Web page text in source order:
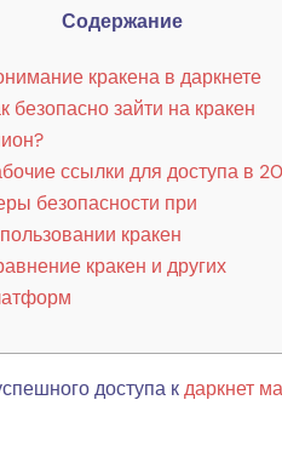
Содержание
кракена в даркнете
безопасно зайти на кракен
ссылки для доступа в
безопасности при
кракен
кракен и других
доступа кдаркнет